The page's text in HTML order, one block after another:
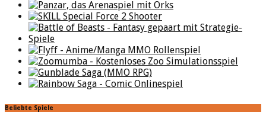
Beliebte Spiele